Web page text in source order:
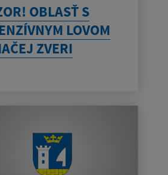
OBLASŤ S
LOVOM
ZVERI